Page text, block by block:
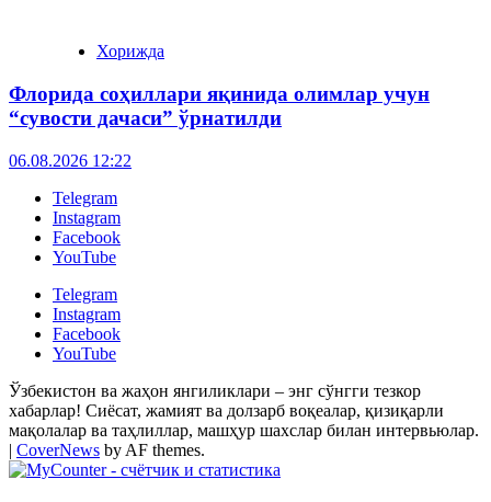
Хорижда
Флорида соҳиллари яқинида олимлар учун
“сувости дачаси” ўрнатилди
06.08.2026 12:22
Telegram
Instagram
Facebook
YouTube
Telegram
Instagram
Facebook
YouTube
Ўзбекистон ва жаҳон янгиликлари – энг сўнгги тезкор
хабарлар! Сиёсат, жамият ва долзарб воқеалар, қизиқарли
мақолалар ва таҳлиллар, машҳур шахслар билан интервьюлар.
| CoverNews by AF themes.